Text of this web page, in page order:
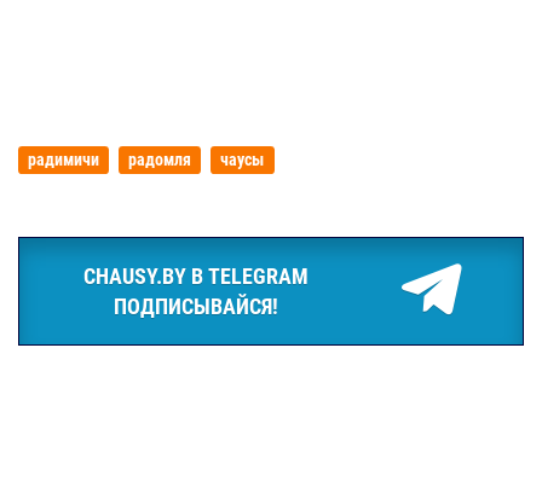
радимичи радомля чаусы
CHAUSY.BY В TELEGRAM
ПОДПИСЫВАЙСЯ!